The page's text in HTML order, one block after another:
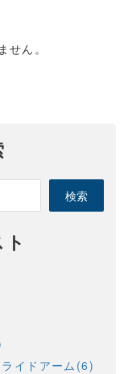
せん。
イドアーム(6)